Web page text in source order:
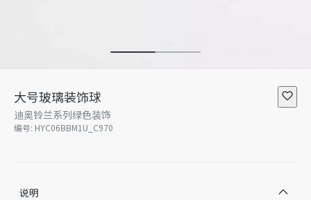
大号玻璃装饰球
迪奥铃兰系列绿色装饰
编号: HYC06BBM1U_C970
说明